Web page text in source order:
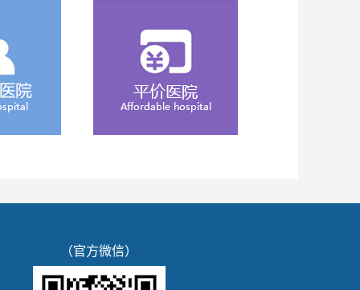
（官方微信）